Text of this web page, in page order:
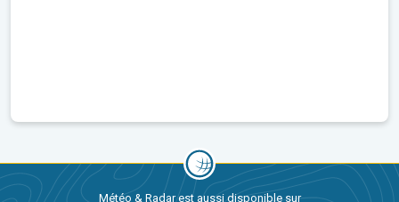
Météo & Radar est aussi disponible sur